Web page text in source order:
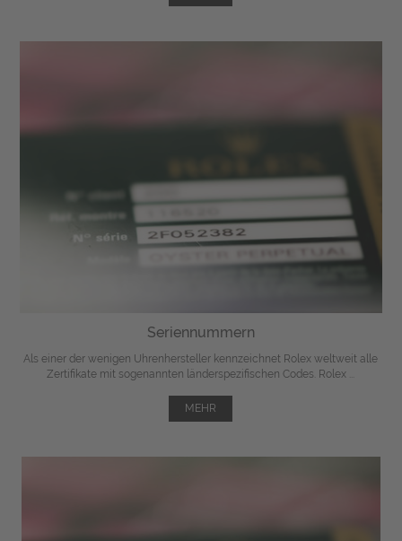
Seriennummern
Als einer der wenigen Uhrenhersteller kennzeichnet Rolex weltweit alle
Zertifikate mit sogenannten länderspezifischen Codes. Rolex ...
MEHR